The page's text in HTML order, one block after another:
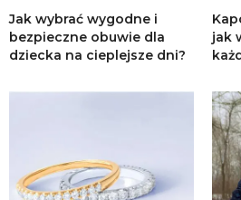
Jak wybrać wygodne i
bezpieczne obuwie dla
dziecka na cieplejsze dni?
jak